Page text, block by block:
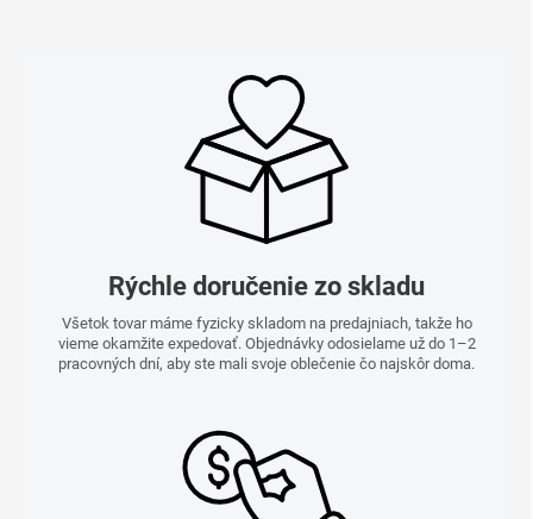
Rýchle doručenie zo skladu
Všetok tovar máme fyzicky skladom na predajniach, takže ho
vieme okamžite expedovať. Objednávky odosielame už do 1–2
pracovných dní, aby ste mali svoje oblečenie čo najskôr doma.